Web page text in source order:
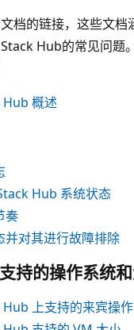
档的链接，这些文
Hub的常见问题。
概述
Hub 系统状态
奏
并对其进行故障排除
持的操作系统
上支持的来宾操